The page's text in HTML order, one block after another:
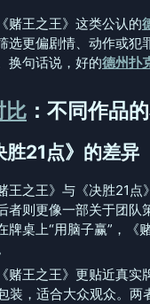
赌王之王》这类公认的
选更偏剧情、动作或
换句话说，好的德州扑
比 ：不同作品
胜21点》的差异
王之王》与《决胜21
者则更像一部关于团
牌桌上“用脑子赢”，
赌王之王》更贴近真实
装，适合大众观众。两